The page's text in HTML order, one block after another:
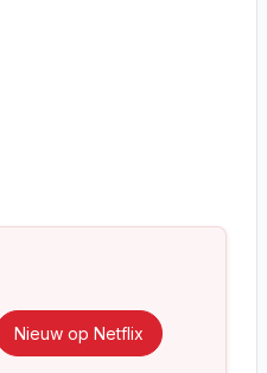
Nieuw op Netflix